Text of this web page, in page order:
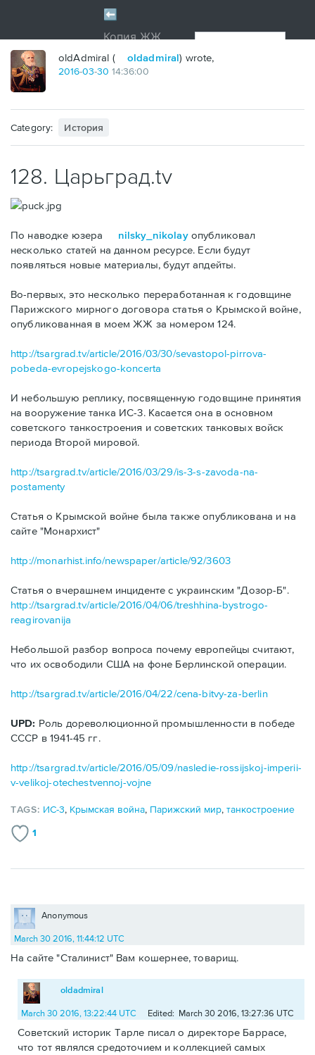
oldAdmiral ( oldadmiral) wrote,
2016-03-30 14:36:00
Category: История
128. Царьград.tv
По наводке юзера nilsky_nikolayопубликовал
несколько статей на данном ресурсе. Если будут
появляться новые материалы, будут апдейты.
Во-первых, это несколько переработанная к годовщине
Парижского мирного договора статья о Крымской войне,
опубликованная в моем ЖЖ за номером 124.
http://tsargrad.tv/article/2016/03/30/sevastopol-pirrova-
pobeda-evropejskogo-koncerta
И небольшую реплику, посвященную годовщине принятия
на вооружение танка ИС-3. Касается она в основном
советского танкостроения и советских танковых войск
периода Второй мировой.
http://tsargrad.tv/article/2016/03/29/is-3-s-zavoda-na-
postamenty
Статья о Крымской войне была также опубликована и на
сайте "Монархист"
http://monarhist.info/newspaper/article/92/3603
Статья о вчерашнем инциденте с украинским "Дозор-Б".
http://tsargrad.tv/article/2016/04/06/treshhina-bystrogo-
reagirovanija
Небольшой разбор вопроса почему европейцы считают,
что их освободили США на фоне Берлинской операции.
http://tsargrad.tv/article/2016/04/22/cena-bitvy-za-berlin
UPD: Роль дореволюционной промышленности в победе
СССР в 1941-45 гг.
http://tsargrad.tv/article/2016/05/09/nasledie-rossijskoj-imperii-
v-velikoj-otechestvennoj-vojne
TAGS: ИС-3, Крымская война, Парижский мир,танкостроение
1
Anonymous
March 30 2016, 11:44:12 UTC
На сайте "Сталинист" Вам кошернее, товарищ.
oldadmiral
March 30 2016, 13:22:44 UTC Edited: March 30 2016, 13:27:36 UTC
Советский историк Тарле писал о директоре Баррасе,
что тот являлся средоточием и коллекцией самых